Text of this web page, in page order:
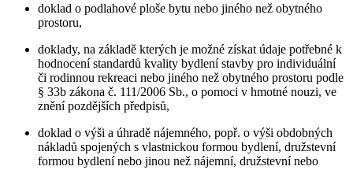
doklad o podlahové ploše bytu nebo jiného než obytného
prostoru,
doklady, na základě kterých je možné získat údaje potřebné k
hodnocení standardů kvality bydlení stavby pro individuální
či rodinnou rekreaci nebo jiného než obytného prostoru podle
§ 33b zákona č. 111/2006 Sb., o pomoci v hmotné nouzi, ve
znění pozdějších předpisů,
doklad o výši a úhradě nájemného, popř. o výši obdobných
nákladů spojených s vlastnickou formou bydlení, družstevní
formou bydlení nebo jinou než nájemní, družstevní nebo